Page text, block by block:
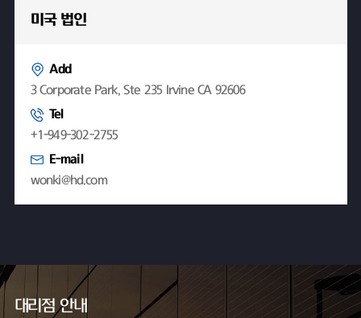
미국 법인
Add
3 Corporate Park, Ste 235 Irvine CA 92606
Tel
+1-949-302-2755
E-mail
wonki@hd.com
대리점 안내